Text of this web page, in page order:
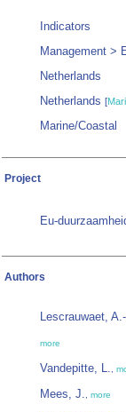
Indicators
Management >
Netherlands
Netherlands [
Marine/Coastal
Project
Eu-
Authors
Lescrauwaet,
more
Vandepitte, L.,
Mees, J., more